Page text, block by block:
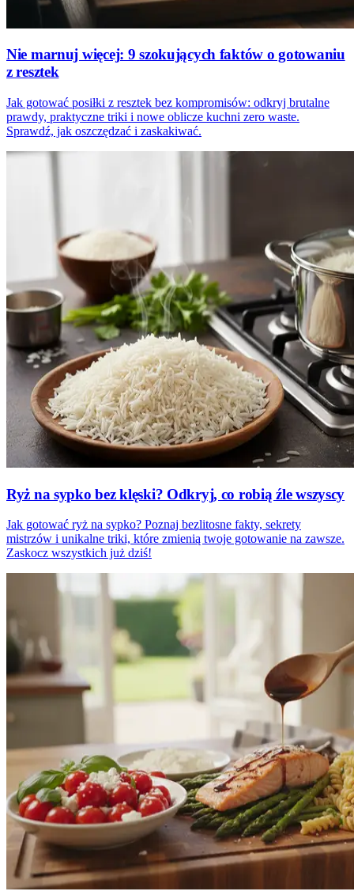
Nie marnuj więcej: 9 szokujących faktów o gotowaniu
z resztek
Jak gotować posiłki z resztek bez kompromisów: odkryj brutalne
prawdy, praktyczne triki i nowe oblicze kuchni zero waste.
Sprawdź, jak oszczędzać i zaskakiwać.
Ryż na sypko bez klęski? Odkryj, co robią źle wszyscy
Jak gotować ryż na sypko? Poznaj bezlitosne fakty, sekrety
mistrzów i unikalne triki, które zmienią twoje gotowanie na zawsze.
Zaskocz wszystkich już dziś!